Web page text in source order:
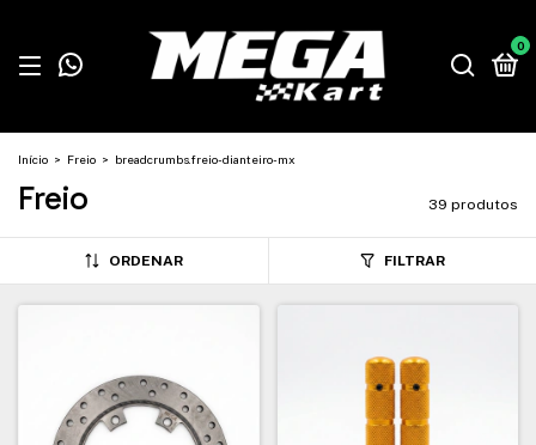
0
Início > Freio > breadcrumbs.freio-dianteiro-mx
Freio 39 produtos
ORDENAR FILTRAR